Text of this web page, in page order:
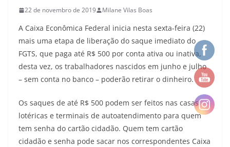
22 de novembro de 2019 Milane Vilas Boas
A Caixa Econômica Federal inicia nesta sexta-feira (22)
mais uma etapa de liberação do saque imediato do
FGTS, que paga até R$ 500 por conta ativa ou inativa,
desta vez, os trabalhadores nascidos em junho e julho
– sem conta no banco – poderão retirar o dinheiro.
Os saques de até R$ 500 podem ser feitos nas casas
lotéricas e terminais de autoatendimento para quem
tem senha do cartão cidadão. Quem tem cartão
cidadão e senha pode sacar nos correspondentes Caixa